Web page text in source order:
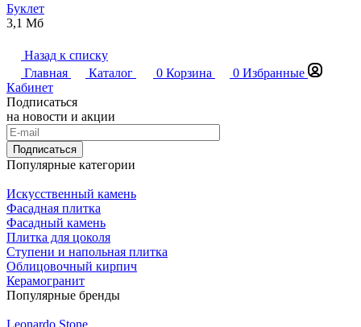
Буклет
3,1 Мб
Назад к списку
Главная
Каталог 0 Корзина 0 Избранные
Кабинет
Подписаться
на новости и акции
Подписаться
Популярные категории
Искусственный камень
Фасадная плитка
Фасадный камень
Плитка для цоколя
Ступени и напольная плитка
Облицовочный кирпич
Керамогранит
Популярные бренды
Leonardo Stone